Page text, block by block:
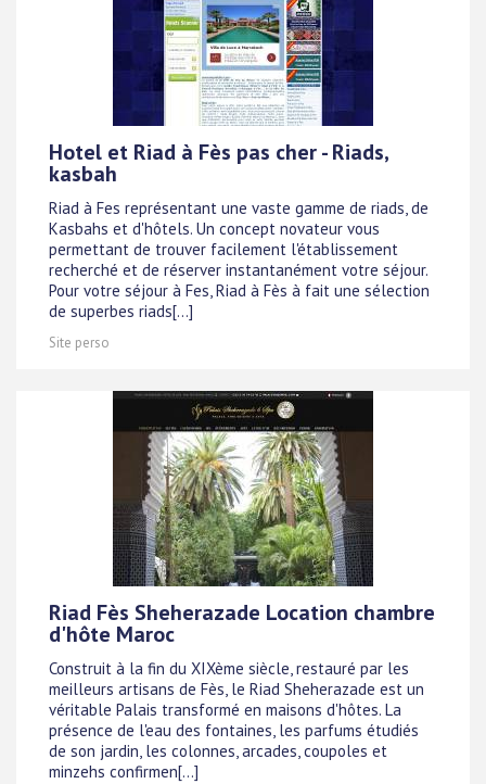
Hotel et Riad à Fès pas cher - Riads,
kasbah
Riad à Fes représentant une vaste gamme de riads, de
Kasbahs et d'hôtels. Un concept novateur vous
permettant de trouver facilement l'établissement
recherché et de réserver instantanément votre séjour.
Pour votre séjour à Fes, Riad à Fès à fait une sélection
de superbes riads[...]
Site perso
Riad Fès Sheherazade Location chambre
d'hôte Maroc
Construit à la fin du XIXème siècle, restauré par les
meilleurs artisans de Fès, le Riad Sheherazade est un
véritable Palais transformé en maisons d'hôtes. La
présence de l'eau des fontaines, les parfums étudiés
de son jardin, les colonnes, arcades, coupoles et
minzehs confirmen[...]